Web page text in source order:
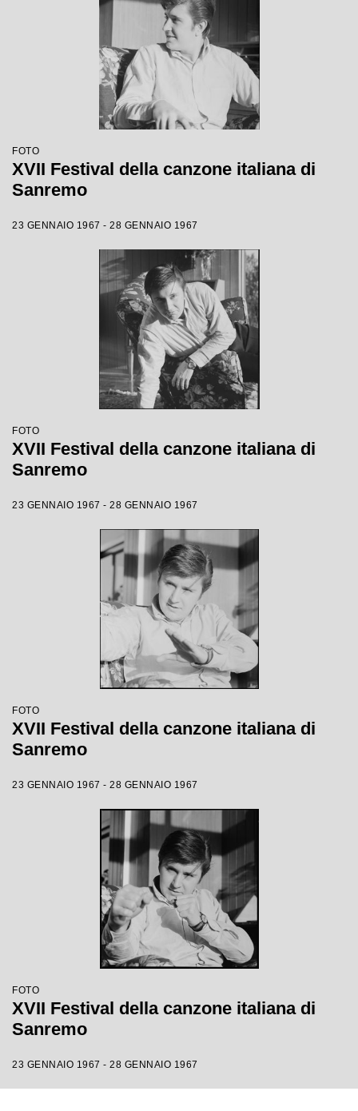
FOTO
XVII Festival della canzone italiana di
Sanremo
23 GENNAIO 1967 - 28 GENNAIO 1967
FOTO
XVII Festival della canzone italiana di
Sanremo
23 GENNAIO 1967 - 28 GENNAIO 1967
FOTO
XVII Festival della canzone italiana di
Sanremo
23 GENNAIO 1967 - 28 GENNAIO 1967
FOTO
XVII Festival della canzone italiana di
Sanremo
23 GENNAIO 1967 - 28 GENNAIO 1967